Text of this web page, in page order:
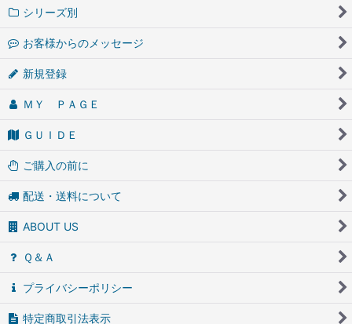
シリーズ別
お客様からのメッセージ
新規登録
ＭＹ ＰＡＧＥ
ＧＵＩＤＥ
ご購入の前に
配送・送料について
ABOUT US
Ｑ＆Ａ
プライバシーポリシー
特定商取引法表示